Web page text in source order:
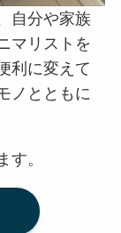
自分や家族
マリストを
利に変えて
ノとともに
す。